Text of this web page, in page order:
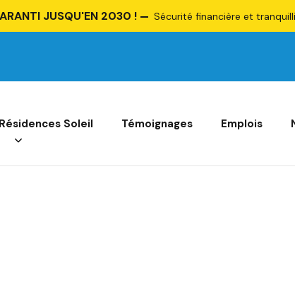
JUSQU'EN 2030 ! Sécurité financière et
Soleil Témoignages Emplois